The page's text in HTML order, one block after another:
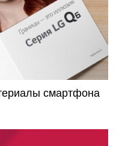
смартфона